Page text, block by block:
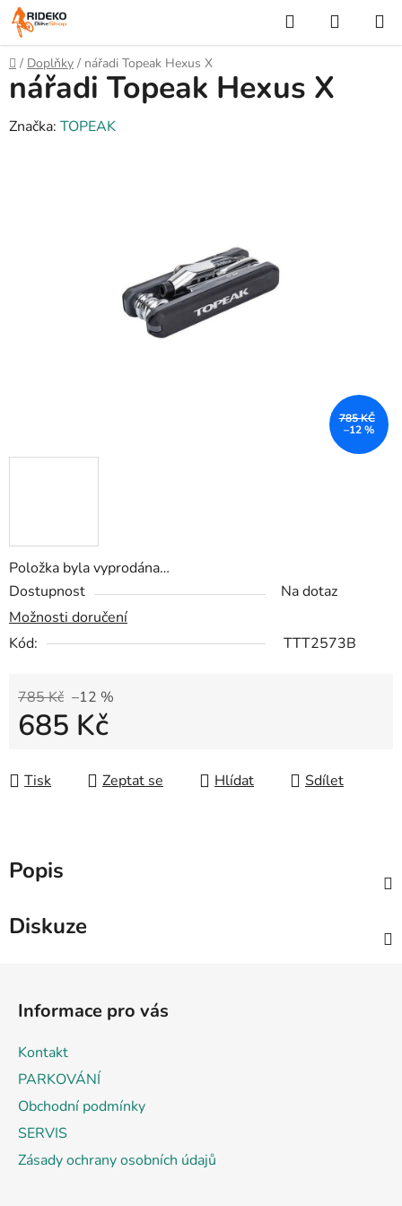
Přejít
na
obsah
Hledat
KOŠÍK
Domů
/ Doplňky / nářadi Topeak Hexus X
Položka byla vyprodána…
Dostupnost
Na dotaz
Možnosti doručení
Kód:
TTT2573B
785 Kč –12 %
685 Kč
Tisk
Zeptat se Hlídat Sdílet
nářadi Topeak Hexus X
Značka: TOPEAK
785 KČ
–12 %
Popis
Diskuze
Informace pro vás
Kontakt
PARKOVÁNÍ
Obchodní podmínky
SERVIS
Zásady ochrany osobních údajů